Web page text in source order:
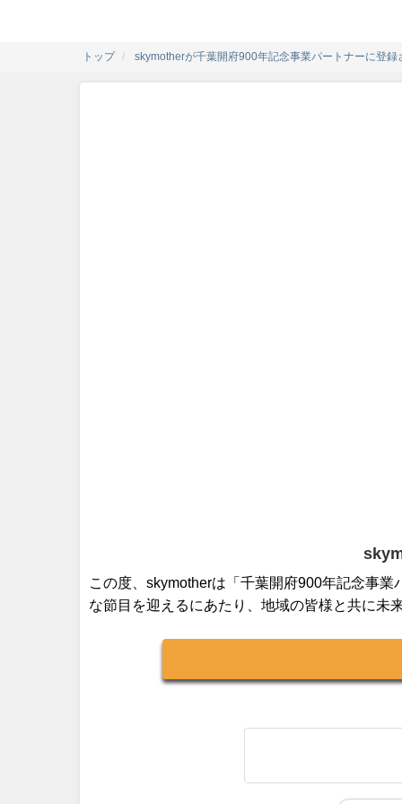
トップ skymotherが千葉開府900年記念事業パートナーに登録
この度、skymotherは「千葉開府900年記念事
な節目を迎えるにあたり、地域の皆様と共に未